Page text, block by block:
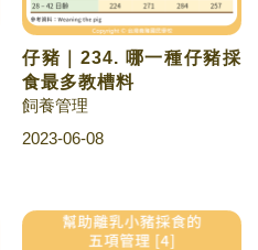
仔豬｜234. 哪一種仔豬採
食最多教槽料
飼養管理
2023-06-08